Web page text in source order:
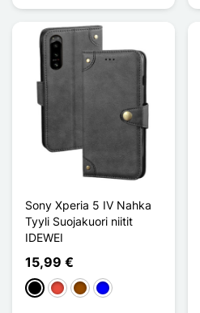
Sony Xperia 5 IV Nahka
Tyyli Suojakuori niitit
IDEWEI
15,99 €
MustaPunainen
RuskeaSininen